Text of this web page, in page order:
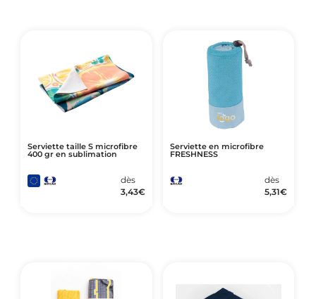
Serviette taille S microfibre
400 gr en sublimation
dès
3,43€
Serviette en microfibre
FRESHNESS
dès
5,31€